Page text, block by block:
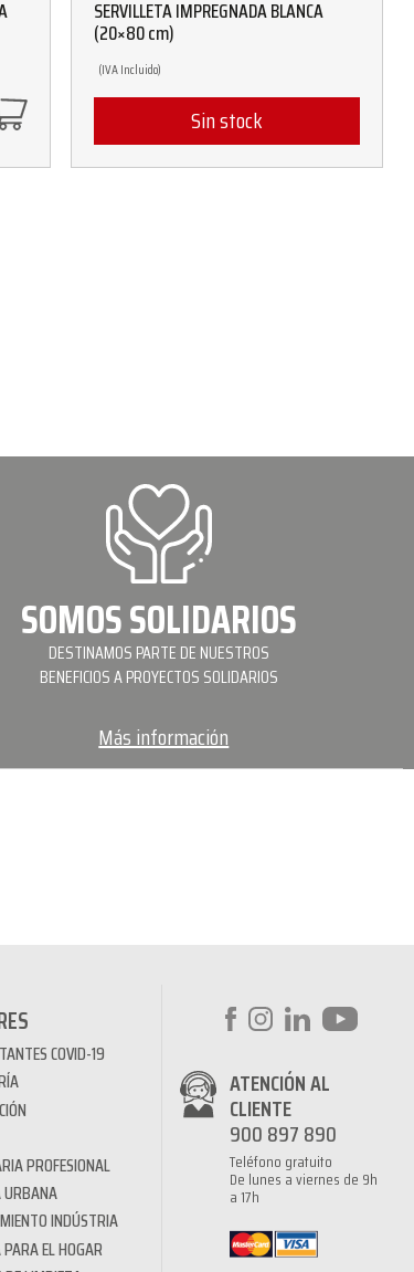
SERVILLETA IMPREGNADA BLANCA
(20×80 cm)
(IVA Incluido)
Sin stock
SOMOS SOLIDARIOS
DESTINAMOS PARTE DE NUESTROS
BENEFICIOS A PROYECTOS SOLIDARIOS
Más información
COVID-19
PROFESIONAL
INDÚSTRIA
EL HOGAR
ATENCIÓN AL
CLIENTE
900 897 890
Teléfono gratuito
De lunes a viernes de 9h
a 17h